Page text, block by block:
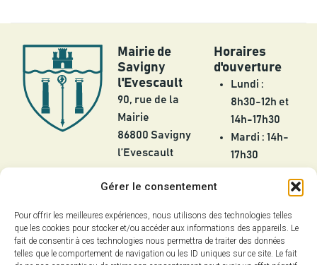
Gérer le consentement
Pour offrir les meilleures expériences, nous utilisons des technologies telles
que les cookies pour stocker et/ou accéder aux informations des appareils. Le
fait de consentir à ces technologies nous permettra de traiter des données
telles que le comportement de navigation ou les ID uniques sur ce site. Le fait
Mairie de
Savigny
l'Evescault
90, rue de la
Mairie
86800 Savigny
l’Evescault
05 49 56 55
contact@savignylevescault.fr
Contact
Horaires
d'ouverture
Lundi :
8h30-12h et
14h-17h30
Mardi : 14h-
17h30
8h30-12h et
14h-17h30
Vendredi :